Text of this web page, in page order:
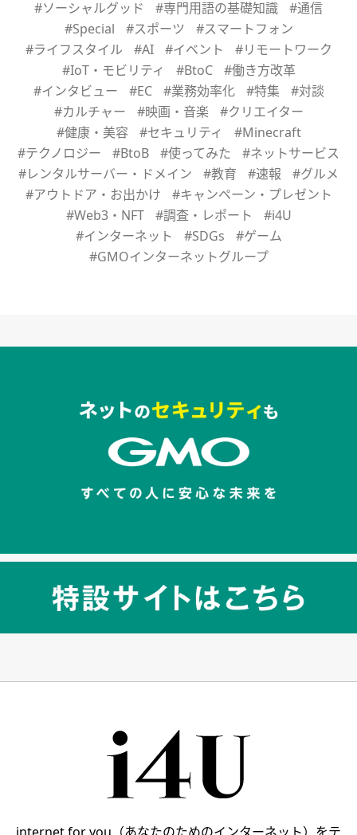
#ソーシャルグッド
#専門用語の基礎知識
#通信
#Special
#スポーツ
#スマートフォン
#ライフスタイル
#AI #イベント
#リモートワーク
#IoT・モビリティ
#BtoC
#働き方改革
#インタビュー
#EC #業務効率化 #特集
#対談
#カルチャー
#映画・音楽
#クリエイター
#健康・美容
#セキュリティ
#Minecraft
#テクノロジー
#BtoB #使ってみた
#ネットサービス
#レンタルサーバー・ドメイン
#教育 #速報
#グルメ
#アウトドア・お出かけ
#キャンペーン・プレゼント
#Web3・NFT
#調査・レポート
#i4U
#インターネット
#SDGs
#ゲーム
#GMOインターネットグループ
セキュリティキャンペーンでのバナー